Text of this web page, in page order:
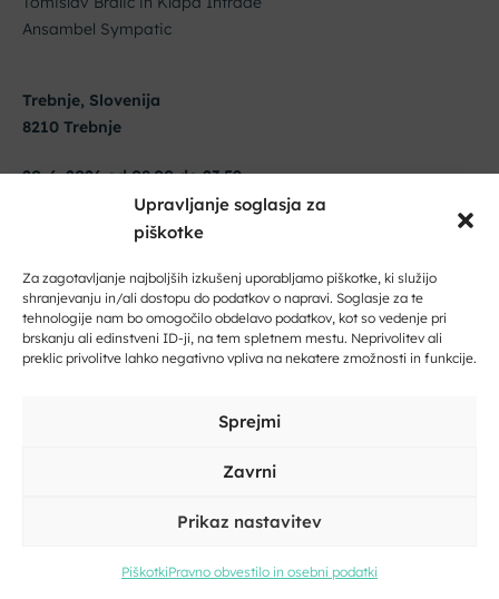
Upravljanje soglasja za
piškotke
Za zagotavljanje najboljših izkušenj uporabljamo piškotke, ki služijo
shranjevanju in/ali dostopu do podatkov o napravi. Soglasje za te
tehnologije nam bo omogočilo obdelavo podatkov, kot so vedenje pri
brskanju ali edinstveni ID-ji, na tem spletnem mestu. Neprivolitev ali
preklic privolitve lahko negativno vpliva na nekatere zmožnosti in funkcije.
Sprejmi
Zavrni
Prikaz nastavitev
PiškotkiPravno obvestilo in osebni podatki
Ansambel Sympatic
Trebnje, Slovenija
8210 Trebnje
20. 6. 2026 od 08:00 do 23:59
Kliknite, če želite sprejeti piškotke
Dobrodošli na Dolenjskem!
Vpišite svoj e-naslov
Kliknite, če želite sprejeti piškotke